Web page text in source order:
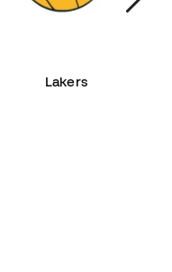
Lakers